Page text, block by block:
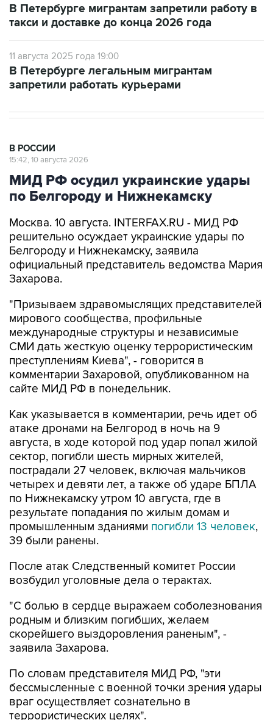
В Петербурге мигрантам запретили работу в
такси и доставке до конца 2026 года
11 августа 2025 года 19:00
В Петербурге легальным мигрантам
запретили работать курьерами
В РОССИИ
15:42, 10 августа 2026
МИД РФ осудил украинские удары
по Белгороду и Нижнекамску
Москва. 10 августа. INTERFAX.RU - МИД РФ
решительно осуждает украинские удары по
Белгороду и Нижнекамску, заявила
официальный представитель ведомства Мария
Захарова.
"Призываем здравомыслящих представителей
мирового сообщества, профильные
международные структуры и независимые
СМИ дать жесткую оценку террористическим
преступлениям Киева", - говорится в
комментарии Захаровой, опубликованном на
сайте МИД РФ в понедельник.
Как указывается в комментарии, речь идет об
атаке дронами на Белгород в ночь на 9
августа, в ходе которой под удар попал жилой
сектор, погибли шесть мирных жителей,
пострадали 27 человек, включая мальчиков
четырех и девяти лет, а также об ударе БПЛА
по Нижнекамску утром 10 августа, где в
результате попадания по жилым домам и
промышленным зданиями погибли 13 человек,
39 были ранены.
После атак Следственный комитет России
возбудил уголовные дела о терактах.
"С болью в сердце выражаем соболезнования
родным и близким погибших, желаем
скорейшего выздоровления раненым", -
заявила Захарова.
По словам представителя МИД РФ, "эти
бессмысленные с военной точки зрения удары
враг осуществляет сознательно в
террористических целях".